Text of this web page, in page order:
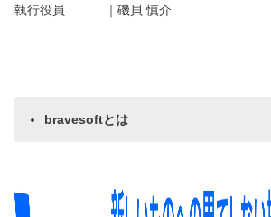
執行役員 ｜磯貝 慎介
bravesoftとは